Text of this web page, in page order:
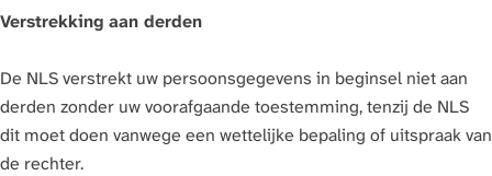
Verstrekking aan derden
De NLS verstrekt uw persoonsgegevens in beginsel niet aan
derden zonder uw voorafgaande toestemming, tenzij de NLS
dit moet doen vanwege een wettelijke bepaling of uitspraak van
de rechter.